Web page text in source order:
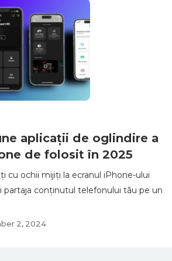
aplicații de oglindire a
de folosit în 2025
cu ochii mijiți la ecranul iPhone-ului
partaja conținutul telefonului tău pe un
2, 2024